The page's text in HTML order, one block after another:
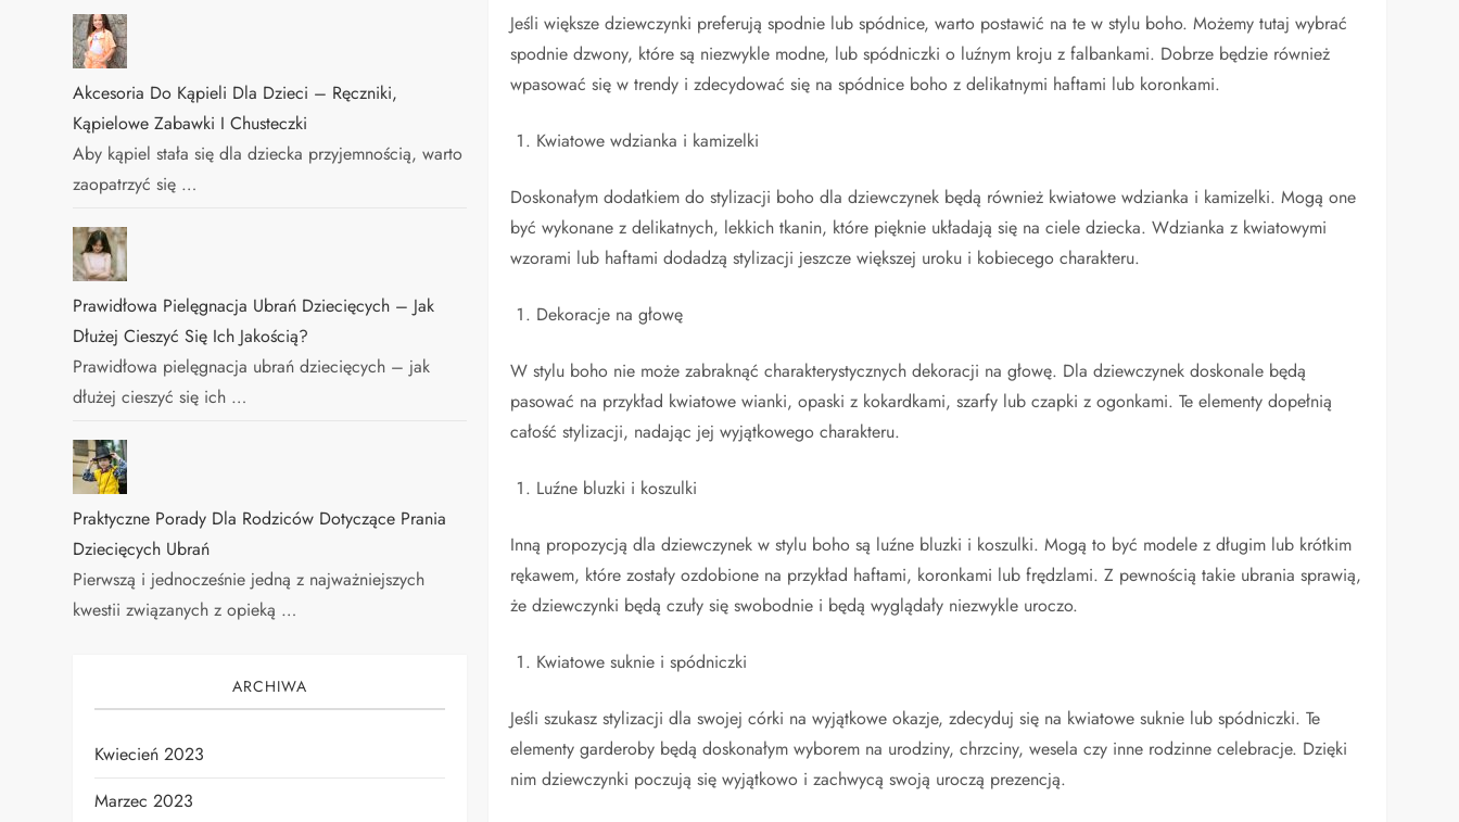
Jeśli większe dziewczynki preferują spodnie lub spódnice, warto postawić na te w stylu boho. Możemy tutaj wybrać
spodnie dzwony, które są niezwykle modne, lub spódniczki o luźnym kroju z falbankami. Dobrze będzie również
wpasować się w trendy i zdecydować się na spódnice boho z delikatnymi haftami lub koronkami.
Kwiatowe wdzianka i kamizelki
Doskonałym dodatkiem do stylizacji boho dla dziewczynek będą również kwiatowe wdzianka i kamizelki. Mogą one
być wykonane z delikatnych, lekkich tkanin, które pięknie układają się na ciele dziecka. Wdzianka z kwiatowymi
wzorami lub haftami dodadzą stylizacji jeszcze większej uroku i kobiecego charakteru.
Dekoracje na głowę
W stylu boho nie może zabraknąć charakterystycznych dekoracji na głowę. Dla dziewczynek doskonale będą
pasować na przykład kwiatowe wianki, opaski z kokardkami, szarfy lub czapki z ogonkami. Te elementy dopełnią
całość stylizacji, nadając jej wyjątkowego charakteru.
Luźne bluzki i koszulki
Inną propozycją dla dziewczynek w stylu boho są luźne bluzki i koszulki. Mogą to być modele z długim lub krótkim
rękawem, które zostały ozdobione na przykład haftami, koronkami lub frędzlami. Z pewnością takie ubrania sprawią,
że dziewczynki będą czuły się swobodnie i będą wyglądały niezwykle uroczo.
Kwiatowe suknie i spódniczki
Jeśli szukasz stylizacji dla swojej córki na wyjątkowe okazje, zdecyduj się na kwiatowe suknie lub spódniczki. Te
elementy garderoby będą doskonałym wyborem na urodziny, chrzciny, wesela czy inne rodzinne celebracje. Dzięki
nim dziewczynki poczują się wyjątkowo i zachwycą swoją uroczą prezencją.
Akcesoria Do Kąpieli Dla Dzieci – Ręczniki,
Kąpielowe Zabawki I Chusteczki
Aby kąpiel stała się dla dziecka przyjemnością, warto
zaopatrzyć się …
Prawidłowa Pielęgnacja Ubrań Dziecięcych – Jak
Dłużej Cieszyć Się Ich Jakością?
Prawidłowa pielęgnacja ubrań dziecięcych – jak
dłużej cieszyć się ich …
Praktyczne Porady Dla Rodziców Dotyczące Prania
Dziecięcych Ubrań
Pierwszą i jednocześnie jedną z najważniejszych
kwestii związanych z opieką …
ARCHIWA
Kwiecień 2023
Marzec 2023